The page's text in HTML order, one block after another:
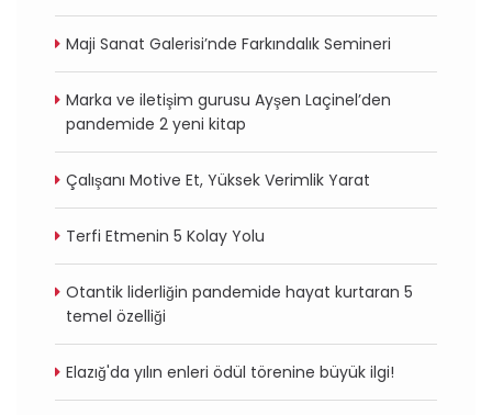
Maji Sanat Galerisi’nde Farkındalık Semineri
Marka ve iletişim gurusu Ayşen Laçinel’den
pandemide 2 yeni kitap
Çalışanı Motive Et, Yüksek Verimlik Yarat
Terfi Etmenin 5 Kolay Yolu
Otantik liderliğin pandemide hayat kurtaran 5
temel özelliği
Elazığ'da yılın enleri ödül törenine büyük ilgi!